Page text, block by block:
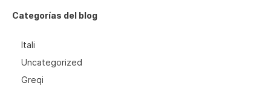
Categorías del blog
Itali
Uncategorized
Greqi